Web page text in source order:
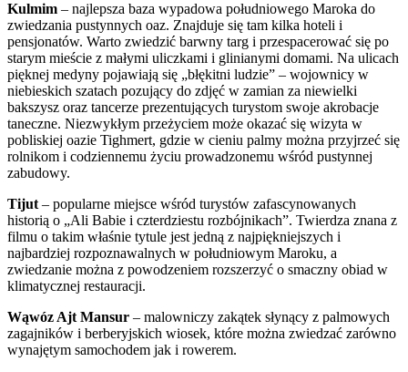
Kulmim – najlepsza baza wypadowa południowego Maroka do
zwiedzania pustynnych oaz. Znajduje się tam kilka hoteli i
pensjonatów. Warto zwiedzić barwny targ i przespacerować się po
starym mieście z małymi uliczkami i glinianymi domami. Na ulicach
pięknej medyny pojawiają się „błękitni ludzie” – wojownicy w
niebieskich szatach pozujący do zdjęć w zamian za niewielki
bakszysz oraz tancerze prezentujących turystom swoje akrobacje
taneczne. Niezwykłym przeżyciem może okazać się wizyta w
pobliskiej oazie Tighmert, gdzie w cieniu palmy można przyjrzeć się
rolnikom i codziennemu życiu prowadzonemu wśród pustynnej
zabudowy.
Tijut– popularne miejsce wśród turystów zafascynowanych
historią o „Ali Babie i czterdziestu rozbójnikach”. Twierdza znana z
filmu o takim właśnie tytule jest jedną z najpiękniejszych i
najbardziej rozpoznawalnych w południowym Maroku, a
zwiedzanie można z powodzeniem rozszerzyć o smaczny obiad w
klimatycznej restauracji.
Wąwóz Ajt Mansur – malowniczy zakątek słynący z palmowych
zagajników i berberyjskich wiosek, które można zwiedzać zarówno
wynajętym samochodem jak i rowerem.